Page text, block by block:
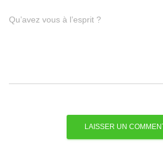
Qu’avez vous à l’esprit ?